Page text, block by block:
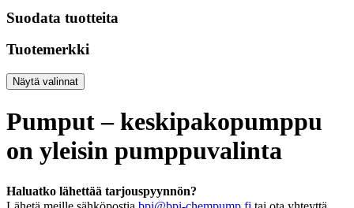
Suodata tuotteita
Tuotemerkki
Näytä valinnat
Pumput – keskipakopumppu
on yleisin pumppuvalinta
Haluatko lähettää tarjouspyynnön?